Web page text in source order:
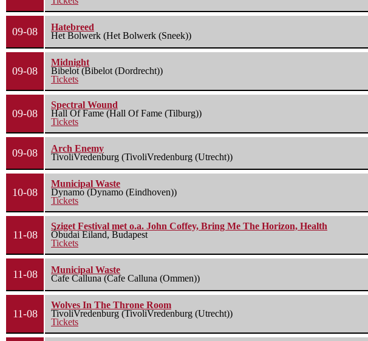
09-08
Hatebreed
Het Bolwerk (Het Bolwerk (Sneek))
09-08
Midnight
Bibelot (Bibelot (Dordrecht))
Tickets
09-08
Spectral Wound
Hall Of Fame (Hall Of Fame (Tilburg))
Tickets
09-08
Arch Enemy
TivoliVredenburg (TivoliVredenburg (Utrecht))
10-08
Municipal Waste
Dynamo (Dynamo (Eindhoven))
Tickets
11-08
Sziget Festival met o.a. John Coffey, Bring Me The Horizon, Health
Óbudai Eiland, Budapest
Tickets
11-08
Municipal Waste
Cafe Calluna (Cafe Calluna (Ommen))
11-08
Wolves In The Throne Room
TivoliVredenburg (TivoliVredenburg (Utrecht))
Tickets